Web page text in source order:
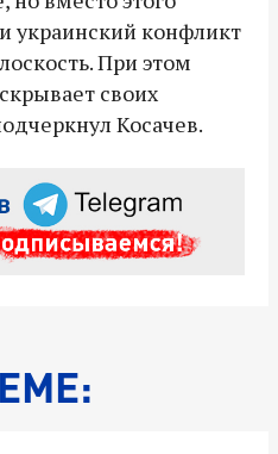
украинский конфликт
При этом
своих
Косачев.